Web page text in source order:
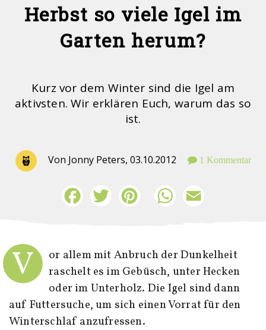
Herbst so viele Igel im
Garten herum?
Kurz vor dem Winter sind die Igel am
aktivsten. Wir erklären Euch, warum das so
ist.
Von Jonny Peters, 03.10.2012 1 Kommentar
FacebookTwitter Pinterest WhatsApp
V
or allem mit Anbruch der Dunkelheit
raschelt es im Gebüsch, unter Hecken
oder im Unterholz. Die Igel sind dann
auf Futtersuche, um sich einen Vorrat für den
Winterschlaf anzufressen.